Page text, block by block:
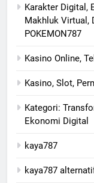
Karakter Digital,
Makhluk Virtual,
POKEMON787
Kasino Online,
Kasino, Slot,
Kategori:
Ekonomi Digital
kaya787
kaya787